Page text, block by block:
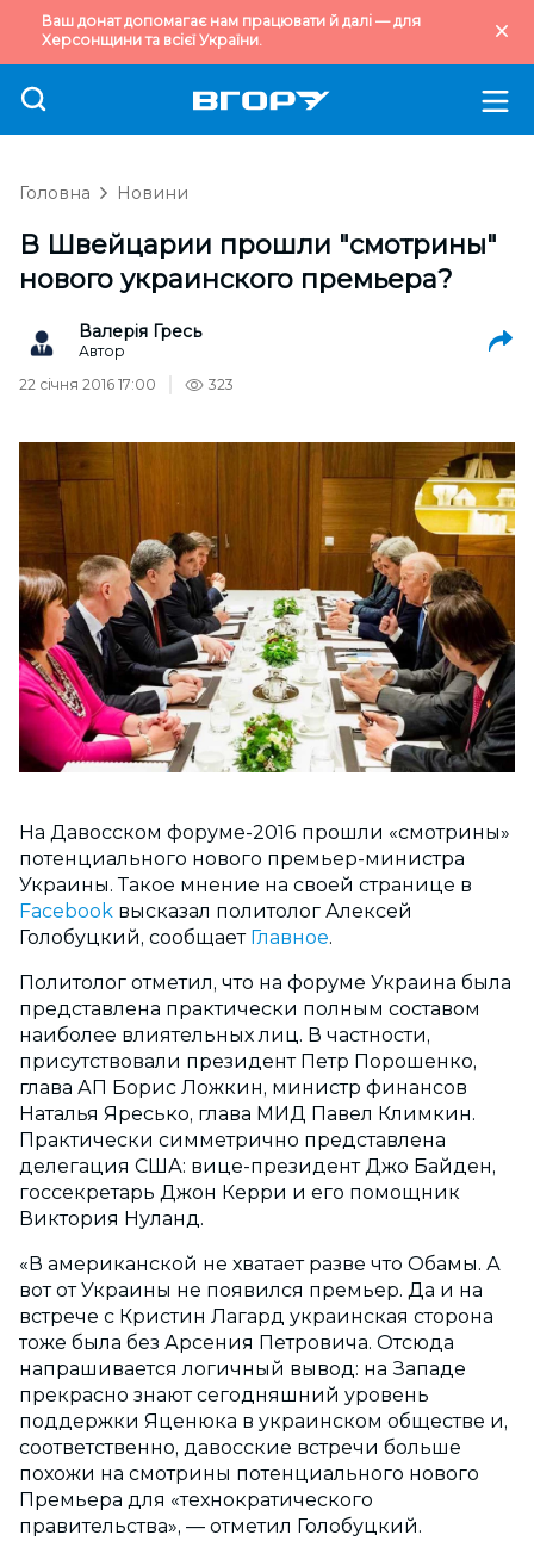
Ваш донат допомагає нам працювати й далі — для
Херсонщини та всієї України.
Головна Новини
В Швейцарии прошли "смотрины"
нового украинского премьера?
Валерія Гресь
Автор
22 січня 2016 17:00
323
На Давосском форуме-2016 прошли «смотрины»
потенциального нового премьер-министра
Украины. Такое мнение на своей странице в
Facebook высказал политолог Алексей
Голобуцкий, сообщает Главное.
Политолог отметил, что на форуме Украина была
представлена практически полным составом
наиболее влиятельных лиц. В частности,
присутствовали президент Петр Порошенко,
глава АП Борис Ложкин, министр финансов
Наталья Яресько, глава МИД Павел Климкин.
Практически симметрично представлена
делегация США: вице-президент Джо Байден,
госсекретарь Джон Керри и его помощник
Виктория Нуланд.
«В американской не хватает разве что Обамы. А
вот от Украины не появился премьер. Да и на
встрече с Кристин Лагард украинская сторона
тоже была без Арсения Петровича. Отсюда
напрашивается логичный вывод: на Западе
прекрасно знают сегодняшний уровень
поддержки Яценюка в украинском обществе и,
соответственно, давосские встречи больше
похожи на смотрины потенциального нового
Премьера для «технократического
правительства», — отметил Голобуцкий.